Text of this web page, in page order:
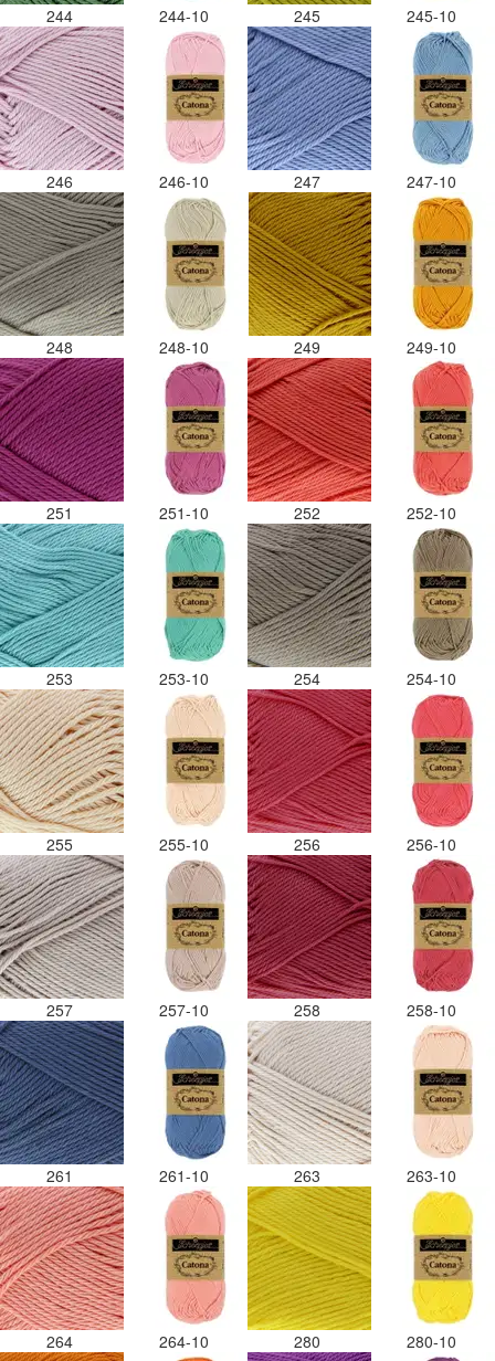
244 244-10 245 245-10
246 246-10 247 247-10
248 248-10 249 249-10
251 251-10 252 252-10
253 253-10 254 254-10
255 255-10 256 256-10
257 257-10 258 258-10
261 261-10 263 263-10
264 264-10 280 280-10